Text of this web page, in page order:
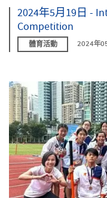
2024年5月19日 -
Competition
體育活動 2024年